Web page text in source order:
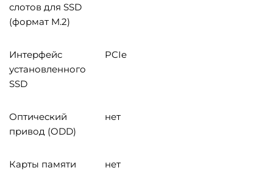
слотов для SSD
(формат M.2)
Интерфейс
установленного
SSD
PCIe
Оптический
привод (ODD)
нет
Карты памяти нет